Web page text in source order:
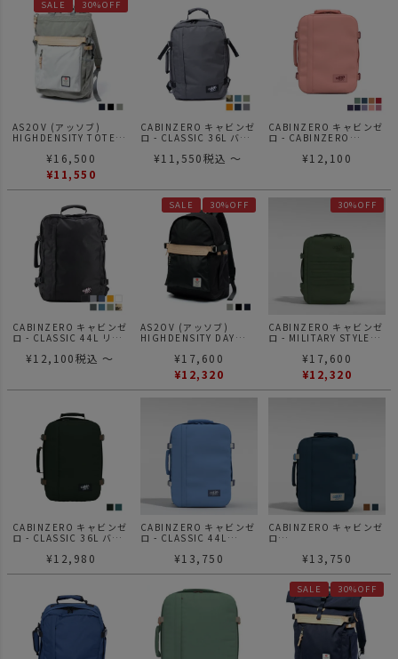
SALE 30%OFF
AS2OV (アッソブ)
HIGHDENSITY TOTE
クパック
¥16,500
¥11,550
CABINZERO キャビンゼ
ロ - CLASSIC 36L バッ
¥11,550税込 〜
CABINZERO キャビンゼ
ロ - CABINZERO
¥12,100
CABINZERO キャビンゼ
ロ - CLASSIC 44L リュ
¥12,100税込 〜
SALE 30%OFF
AS2OV (アッソブ)
HIGHDENSITY DAY
¥17,600
¥12,320
30%OFF
CABINZERO キャビンゼ
ロ - MILITARY STYLE
¥17,600
¥12,320
CABINZERO キャビンゼ
ロ - CLASSIC 36L バッ
¥12,980
CABINZERO キャビンゼ
ロ - CLASSIC 44L
¥13,750
CABINZERO キャビンゼ
ロ
BACKPACK 28L
¥13,750
SALE 30%OFF